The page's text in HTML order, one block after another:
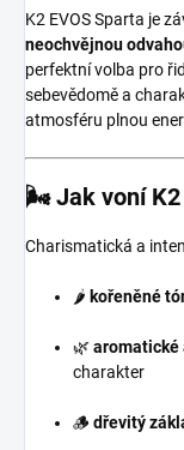
K2 EVOS Sparta je
neochvějnou
perfektní volba pro
sebevědomě a
atmosféru plnou
🌬️ Jak voní K2
Charismatická a
🌶️ kořeněné
🌿 aromatické
charakter
🪵 dřevitý